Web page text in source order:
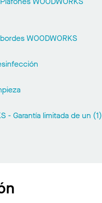
WOODWORKS
- Garantía limitada de un (1)